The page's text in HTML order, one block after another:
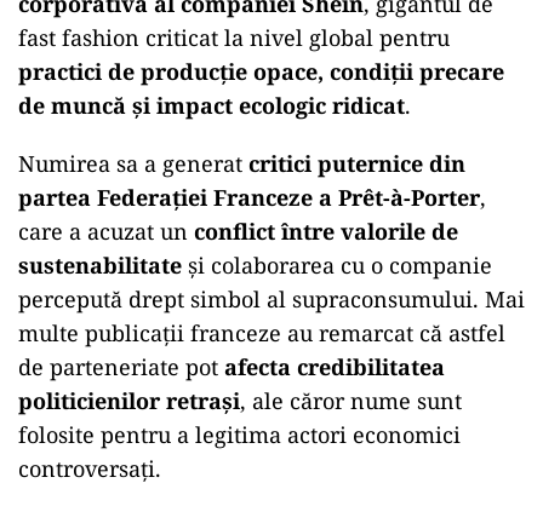
fast fashion criticat la nivel global pentru
practici de producție opace, condiții precare
de muncă și impact ecologic ridicat.
Numirea sa a generat critici puternice din
partea Federației Franceze a Prêt-à-Porter,
care a acuzat un conflict între valorile de
sustenabilitate și colaborarea cu o companie
percepută drept simbol al supraconsumului. Mai
multe publicații franceze au remarcat că astfel
de parteneriate pot afecta credibilitatea
politicienilor retrași, ale căror nume sunt
folosite pentru a legitima actori economici
controversați.